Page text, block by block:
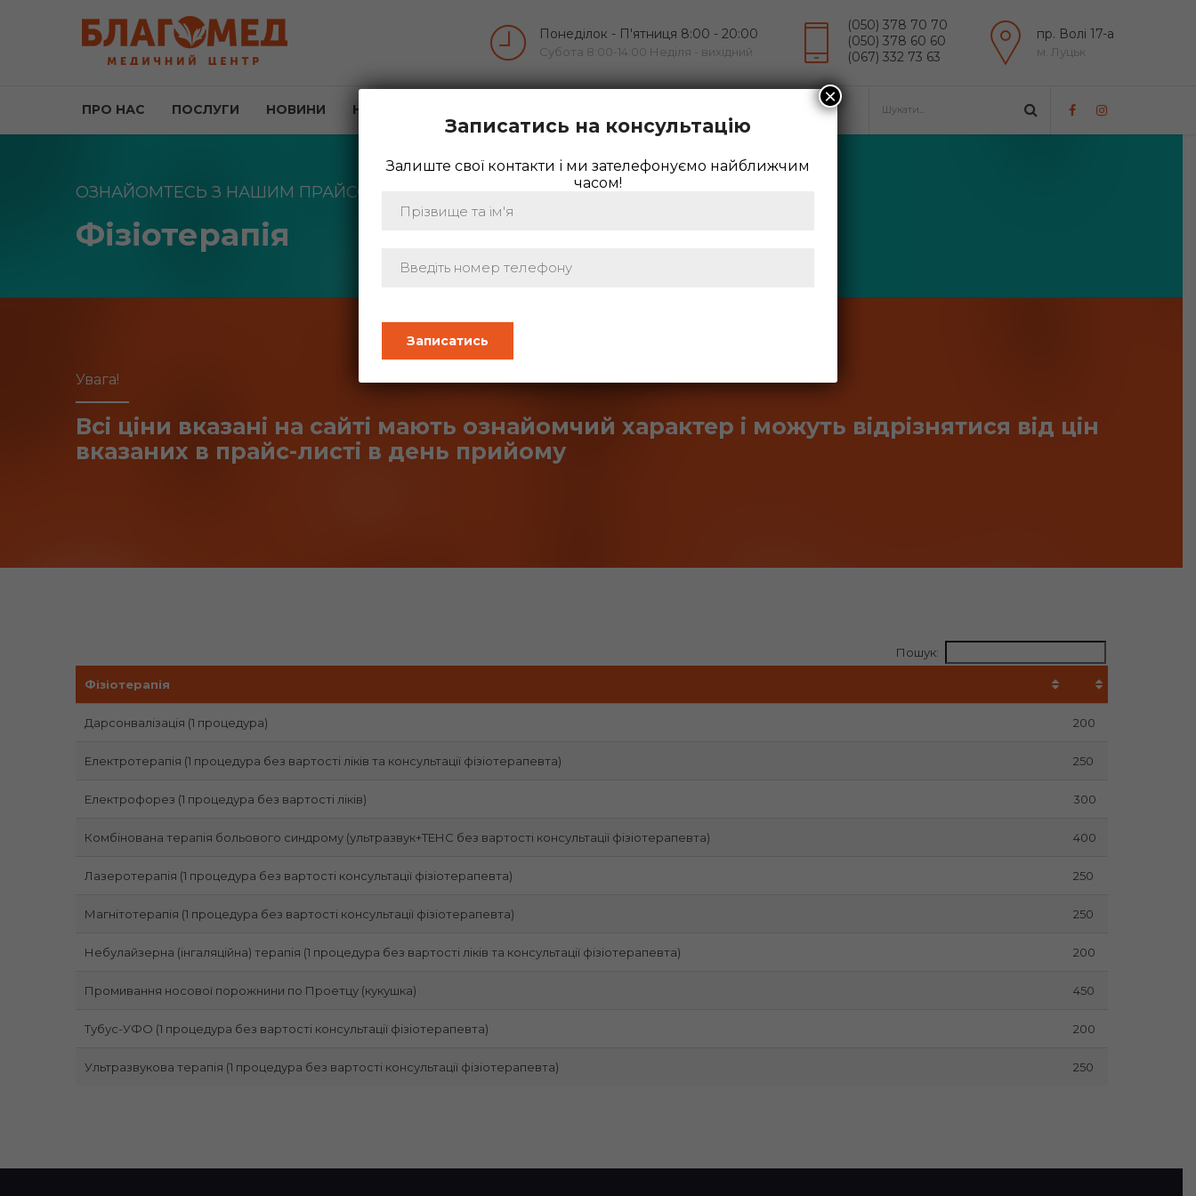
Понеділок - П'ятниця 8:00 - 20:00
Субота 8:00-14:00 Неділя - вихідний
(050) 378 70 70
(050) 378 60 60
(067) 332 73 63
пр. Волі 17-а
м. Луцьк
ПРО НАС ПОСЛУГИ НОВИНИ НАША КОМАНДА
ОЗНАЙОМТЕСЬ З НАШИМ ПРАЙСОМ
Фізіотерапія
Увага!
Всі ціни вказані на сайті мають ознайомчий характер і можуть відрізнятися від цін
вказаних в прайс-листі в день прийому
Пошук:
Фізіотерапія
Дарсонвалізація (1 процедура) 200
Електротерапія (1 процедура без вартості ліків та консультації фізіотерапевта) 250
Електрофорез (1 процедура без вартості ліків) 300
Комбінована терапія больового синдрому (ультразвук+ТЕНС без вартості консультації фізіотерапевта) 400
Лазеротерапія (1 процедура без вартості консультації фізіотерапевта) 250
Магнітотерапія (1 процедура без вартості консультації фізіотерапевта) 250
Небулайзерна (інгаляційна) терапія (1 процедура без вартості ліків та консультації фізіотерапевта) 200
Промивання носової порожнини по Проетцу (кукушка) 450
Тубус-УФО (1 процедура без вартості консультації фізіотерапевта) 200
Ультразвукова терапія (1 процедура без вартості консультації фізіотерапевта) 250
Записатись на консультацію
Залиште свої контакти і ми зателефонуємо найближчим
часом!
×